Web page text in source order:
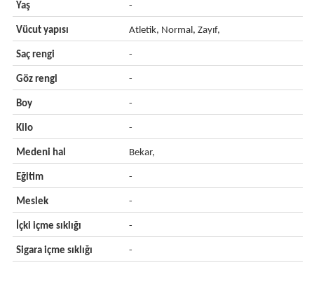
Yaş -
Vücut yapısı Atletik, Normal, Zayıf,
Saç rengi -
Göz rengi -
Boy -
Kilo -
Medeni hal Bekar,
Eğitim -
Meslek -
İçki içme sıklığı -
Sigara içme sıklığı -